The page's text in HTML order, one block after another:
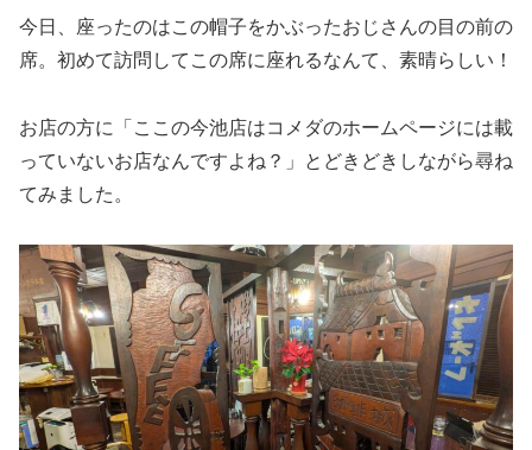
今日、座ったのはこの帽子をかぶったおじさんの目の前の
席。初めて訪問してこの席に座れるなんて、素晴らしい！
お店の方に「ここの今池店はコメダのホームページには載
っていないお店なんですよね？」とどきどきしながら尋ね
てみました。